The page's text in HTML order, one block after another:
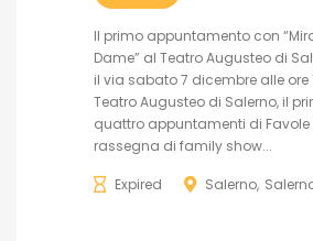
Il primo appuntamento con
Dame” al Teatro Augusteo di
il via sabato 7 dicembre alle ore
Teatro Augusteo di Salerno, il
quattro appuntamenti di Favole
rassegna di family show...
Expired Salerno